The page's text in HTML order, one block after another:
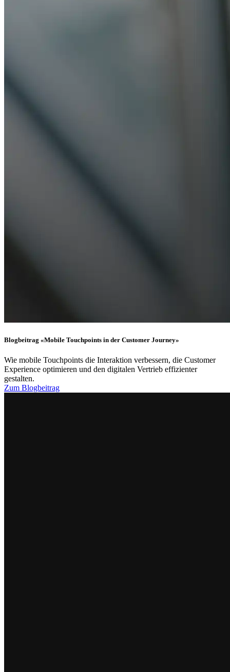
Blogbeitrag «Mobile Touchpoints in der Customer Journey»
Wie mobile Touchpoints die Interaktion verbessern, die Customer
Experience optimieren und den digitalen Vertrieb effizienter
gestalten.
Zum Blogbeitrag